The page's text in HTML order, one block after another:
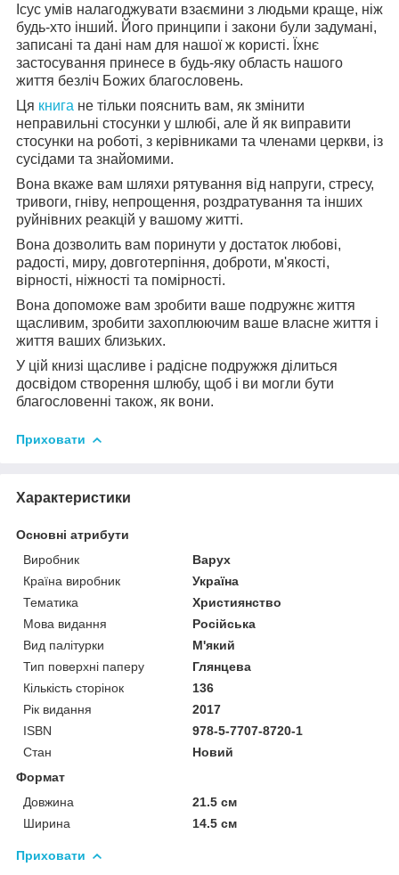
Ісус умів налагоджувати взаємини з людьми краще, ніж
будь-хто інший. Його принципи і закони були задумані,
записані та дані нам для нашої ж користі. Їхнє
застосування принесе в будь-яку область нашого
життя безліч Божих благословень.
Ця книга не тільки пояснить вам, як змінити
неправильні стосунки у шлюбі, але й як виправити
стосунки на роботі, з керівниками та членами церкви, із
сусідами та знайомими.
Вона вкаже вам шляхи рятування від напруги, стресу,
тривоги, гніву, непрощення, роздратування та інших
руйнівних реакцій у вашому житті.
Вона дозволить вам поринути у достаток любові,
радості, миру, довготерпіння, доброти, м'якості,
вірності, ніжності та помірності.
Вона допоможе вам зробити ваше подружнє життя
щасливим, зробити захоплюючим ваше власне життя і
життя ваших близьких.
У цій книзі щасливе і радісне подружжя ділиться
досвідом створення шлюбу, щоб і ви могли бути
благословенні також, як вони.
Приховати
Характеристики
Основні атрибути
Виробник
Варух
Країна виробник
Україна
Тематика
Християнство
Мова видання
Російська
Вид палітурки
М'який
Тип поверхні паперу
Глянцева
Кількість сторінок
136
Рік видання
2017
ISBN
978-5-7707-8720-1
Стан
Новий
Формат
Довжина
21.5 см
Ширина
14.5 см
Приховати